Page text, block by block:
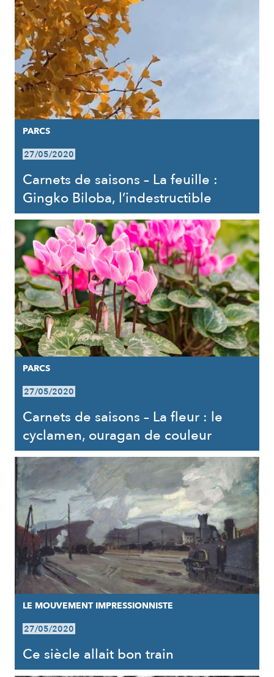
PARCS
27/05/2020
Carnets de saisons – La feuille :
Gingko Biloba, l’indestructible
PARCS
27/05/2020
Carnets de saisons – La fleur : le
cyclamen, ouragan de couleur
LE MOUVEMENT IMPRESSIONNISTE
27/05/2020
Ce siècle allait bon train